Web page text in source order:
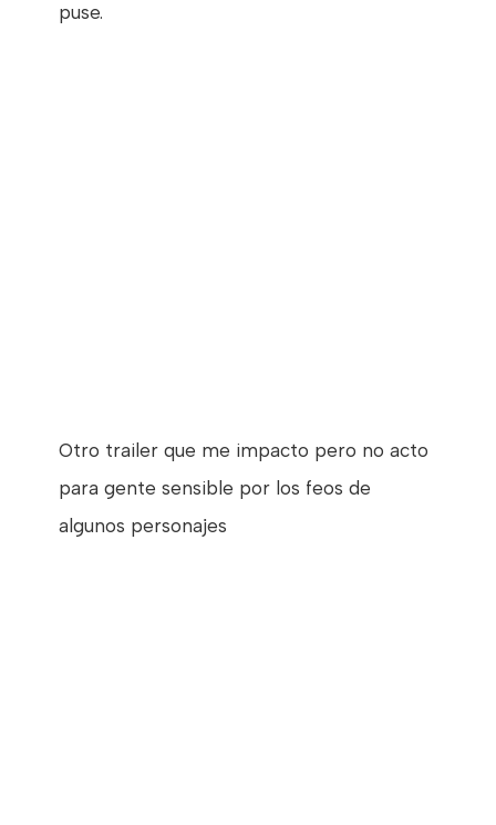
puse.
Otro trailer que me impacto pero no acto
para gente sensible por los feos de
algunos personajes